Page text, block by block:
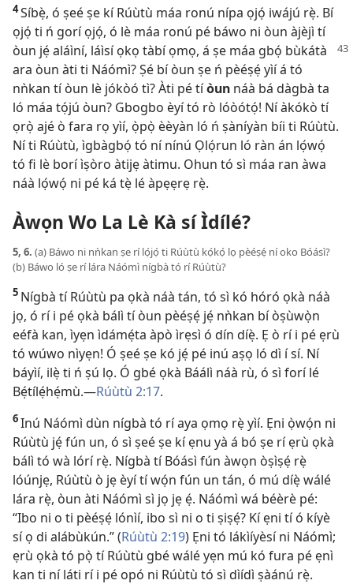
4Síbẹ̀, ó ṣeé ṣe kí Rúùtù máa ronú nípa ọjọ́ iwájú rẹ̀. Bí
ọjọ́ ti ń gorí ọjọ́, ó lè máa ronú pé báwo ni òun àjèjì tí
òun jẹ́ aláìní, láìsí ọkọ tàbí ọmọ, á ṣe máa gbọ́ bùkátà
ara òun àti ti Náómì? Ṣé bí òun ṣe ń pèéṣẹ́ yìí á tó
nǹkan tí òun lè jókòó tì? Àti pé tíòun náà bá dàgbà ta
ló máa tọ́jú òun? Gbogbo èyí tó rò lóòótọ́! Ní àkókò tí
ọrọ̀ ajé ò fara rọ yìí, ọ̀pọ̀ èèyàn ló ń ṣàníyàn bíi ti Rúùtù.
Ní ti Rúùtù, ìgbàgbọ́ tó ní nínú Ọlọ́run ló ràn án lọ́wọ́
tó fi lè borí ìṣòro àtijẹ àtimu. Ohun tó sì máa ran àwa
náà lọ́wọ́ ni pé ká tẹ̀ lé àpẹẹrẹ rẹ̀.
Àwọn Wo La Lè Kà sí Ìdílé?
5, 6. (a) Báwo ni nǹkan ṣe rí lọ́jọ́ ti Rúùtù kọ́kọ́ lọ pèéṣẹ́ ní oko Bóásì?
(b) Báwo ló ṣe rí lára Náómì nígbà tó rí Rúùtù?
5 Nígbà tí Rúùtù pa ọkà náà tán, tó sì kó hóró ọkà náà
jọ, ó rí i pé ọkà bálì tí òun pèéṣẹ́ jẹ́ nǹkan bí òṣùwọ̀n
eéfà kan, ìyẹn ìdámẹ́ta àpò ìrẹsì ó dín díẹ̀. Ẹ ò rí i pé ẹrù
tó wúwo nìyẹn! Ó ṣeé ṣe kó jẹ́ pé inú aṣọ ló dì í sí. Ní
báyìí, ilẹ̀ ti ń ṣú lọ. Ó gbé ọkà Báálì náà rù, ó sì forí lé
Bẹ́tílẹ́hẹ́mù.—Rúùtù 2:17.
6Inú Náómì dùn nígbà tó rí aya ọmọ rẹ̀ yìí. Ẹni ọ̀wọ́n ni
Rúùtù jẹ́ fún un, ó sì ṣeé ṣe kí ẹnu yà á bó ṣe rí ẹrù ọkà
bálì tó wà lórí rẹ̀. Nígbà tí Bóásì fún àwọn òṣìṣẹ́ rẹ̀
lóúnjẹ, Rúùtù ò jẹ èyí tí wọ́n fún un tán, ó mú díẹ̀ wálé
lára rẹ̀, òun àti Náómì sì jọ jẹ ẹ́. Náómì wá béèrè pé:
“Ibo ni o ti pèéṣẹ́ lónìí, ibo sì ni o ti ṣiṣẹ́? Kí ẹni tí ó kíyè
sí ọ di alábùkún.” (Rúùtù 2:19) Ẹni tó lákìíyèsí ni Náómì;
ẹrù ọkà tó pọ̀ tí Rúùtù gbé wálé yẹn mú kó fura pé ẹnì
kan ti ní láti rí i pé opó ni Rúùtù tó sì dìídì ṣàánú rẹ̀.